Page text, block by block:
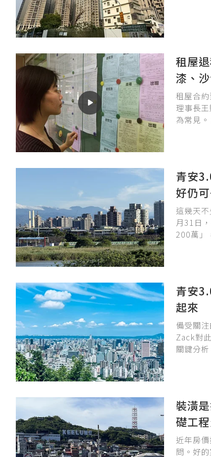
租屋
漆、
租屋合
理事長
為常見
青安
好仍
這幾天
月31日
200萬」
青安
起來
備受關
Zack對
關鍵分
且財力
Zack認
裝潢
礎工
近年房
問。好